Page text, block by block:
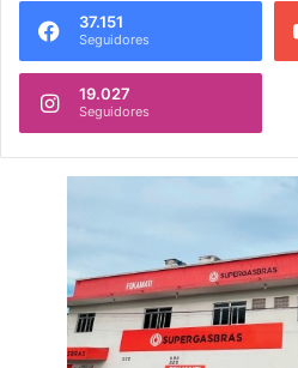
37.151
Seguidores
19.027
Seguidores